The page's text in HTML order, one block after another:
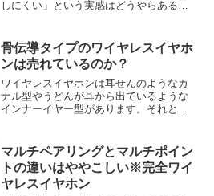
しにくい」という実感はどうやらあるよ
か？疑問に思いました。それって繋がり
やすいということなのか…？ペ...
骨伝導タイプのワイヤレスイヤホ
ンは売れているのか？
ワイヤレスイヤホンは耳せんのようなカ
ナル型やうどんが耳から出ているような
インナーイヤー型があります。それとは
ですが、結論から言えば現状では余り売
れていません。骨伝導タ...
マルチペアリングとマルチポイン
トの違いはややこしい※完全ワイ
ヤレスイヤホン